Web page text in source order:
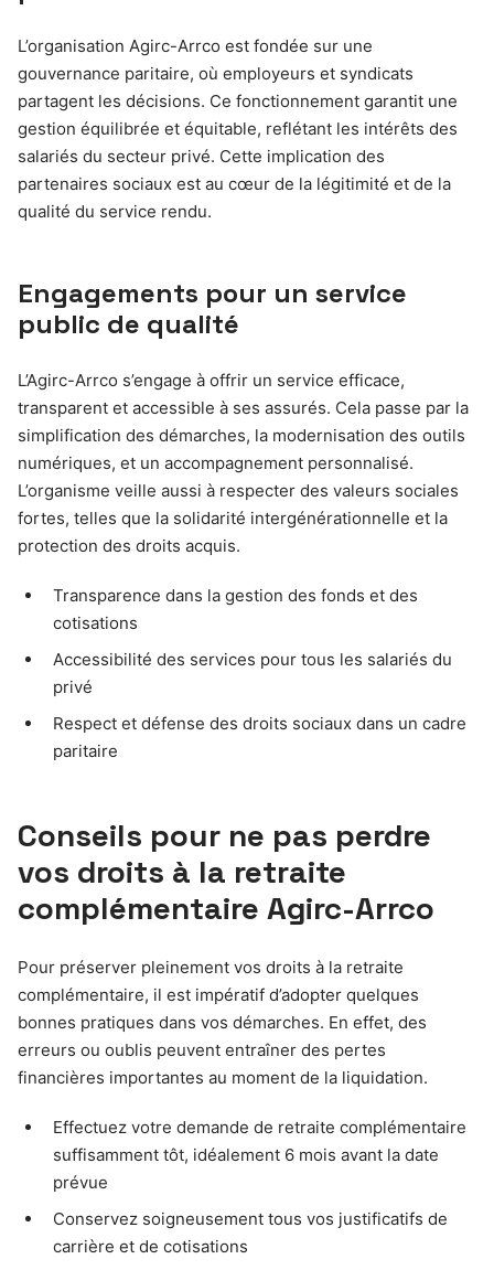
L’organisation Agirc-Arrco est fondée sur une
gouvernance paritaire, où employeurs et syndicats
partagent les décisions. Ce fonctionnement garantit une
gestion équilibrée et équitable, reflétant les intérêts des
salariés du secteur privé. Cette implication des
partenaires sociaux est au cœur de la légitimité et de la
qualité du service rendu.
Engagements pour un service
public de qualité
L’Agirc-Arrco s’engage à offrir un service efficace,
transparent et accessible à ses assurés. Cela passe par la
simplification des démarches, la modernisation des outils
numériques, et un accompagnement personnalisé.
L’organisme veille aussi à respecter des valeurs sociales
fortes, telles que la solidarité intergénérationnelle et la
protection des droits acquis.
Transparence dans la gestion des fonds et des
cotisations
Accessibilité des services pour tous les salariés du
privé
Respect et défense des droits sociaux dans un cadre
paritaire
Conseils pour ne pas perdre
vos droits à la retraite
complémentaire Agirc-Arrco
Pour préserver pleinement vos droits à la retraite
complémentaire, il est impératif d’adopter quelques
bonnes pratiques dans vos démarches. En effet, des
erreurs ou oublis peuvent entraîner des pertes
financières importantes au moment de la liquidation.
Effectuez votre demande de retraite complémentaire
suffisamment tôt, idéalement 6 mois avant la date
prévue
Conservez soigneusement tous vos justificatifs de
carrière et de cotisations